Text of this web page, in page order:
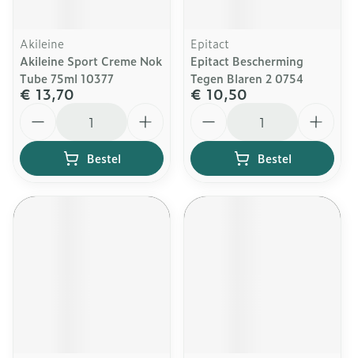
Akileine
Akileine Sport Creme Nok
Tube 75ml 10377
€ 13,70
Bestel
Epitact
Epitact Bescherming
Tegen Blaren 2 0754
€ 10,50
Bestel